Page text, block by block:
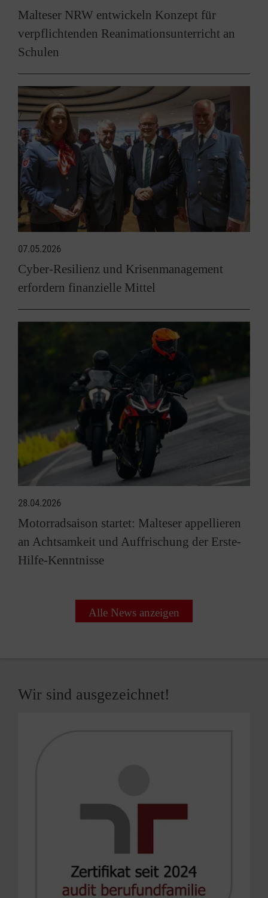
Malteser NRW entwickeln Konzept für
verpflichtenden Reanimationsunterricht an
Schulen
07.05.2026
Cyber-Resilienz und Krisenmanagement
erfordern finanzielle Mittel
28.04.2026
Motorradsaison startet: Malteser appellieren
an Achtsamkeit und Auffrischung der Erste-
Hilfe-Kenntnisse
Alle News anzeigen
Wir sind ausgezeichnet!